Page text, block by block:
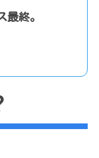
終。